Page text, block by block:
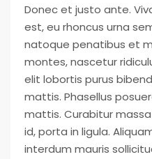
Donec et justo ante.
est, eu rhoncus urna
natoque penatibus et
montes, nascetur
elit lobortis purus
mattis. Phasellus
mattis. Curabitur
id, porta in ligula.
interdum mauris